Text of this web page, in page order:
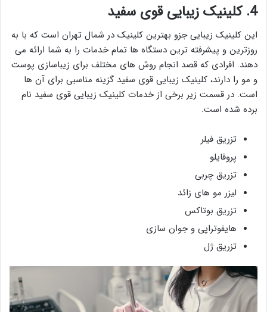
4. کلینیک زیبایی قوی سفید
این کلینیک زیبایی جزو بهترین کلینیک در شمال تهران است که با به
روزترین و پیشرفته ترین دستگاه ها تمام خدمات را به شما ارائه می
دهند. افرادی که قصد انجام روش های مختلف برای زیباسازی پوست
و مو را دارند، کلینیک زیبایی قوی سفید گزینه مناسبی برای آن ها
است. در قسمت زیر برخی از خدمات کلینیک زیبایی قوی سفید نام
برده شده است.
تزریق فیلر
پروفایلو
تزریق چربی
لیزر مو های زائد
تزریق بوتاکس
هایفوتراپی و جوان سازی
تزریق ژل